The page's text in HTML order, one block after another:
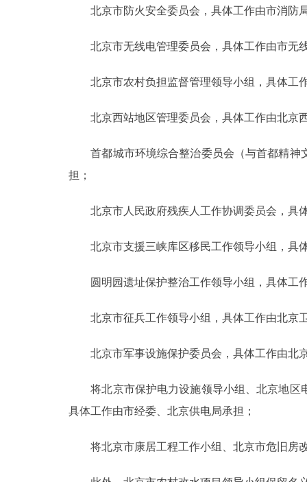
北京市防火安全委员会，具体工作由市消防
北京市无线电管理委员会，具体工作由市无
北京市农村负担监督管理领导小组，具体工
北京西站地区管理委员会，具体工作由北京
首都城市环境综合整治委员会（与首都精神
担；
北京市人民政府残疾人工作协调委员会，具
北京市支援三峡库区移民工作领导小组，具
圆明园遗址保护整治工作领导小组，具体工
北京市征兵工作领导小组，具体工作由北京
北京市军事设施保护委员会，具体工作由北
将北京市保护电力设施领导小组、北京地区
具体工作由市经委、北京供电局承担；
将北京市康居工程工作小组、北京市危旧房改